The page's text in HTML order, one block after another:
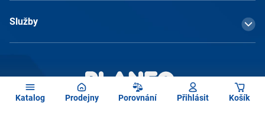
Katalog Prodejny Porovnání Přihlásit Košík
Služby